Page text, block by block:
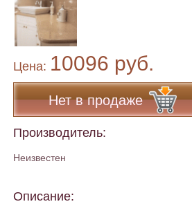
Цена: 10096 руб.
Нет в продаже
Производитель:
Неизвестен
Описание: